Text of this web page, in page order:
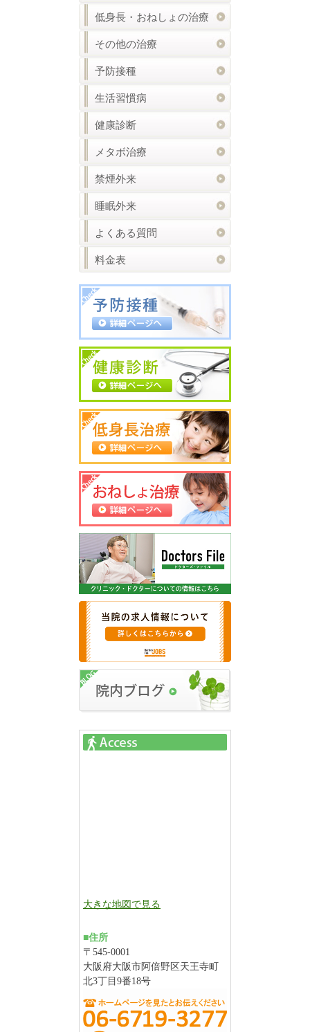
低身長・おねしょの治療
その他の治療
予防接種
生活習慣病
健康診断
メタボ治療
禁煙外来
睡眠外来
よくある質問
料金表
大きな地図で見る
■住所
〒545-0001
大阪府大阪市阿倍野区天王寺町
北3丁目9番18号